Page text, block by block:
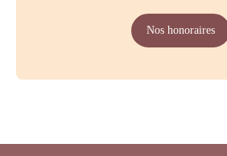
Nos honoraires